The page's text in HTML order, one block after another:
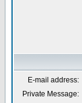
E-mail address:
Private Message: